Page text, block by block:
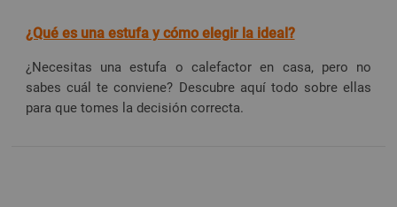
¿Qué es una estufa y cómo elegir la ideal?
¿Necesitas una estufa o calefactor en casa, pero no
sabes cuál te conviene? Descubre aquí todo sobre ellas
para que tomes la decisión correcta.